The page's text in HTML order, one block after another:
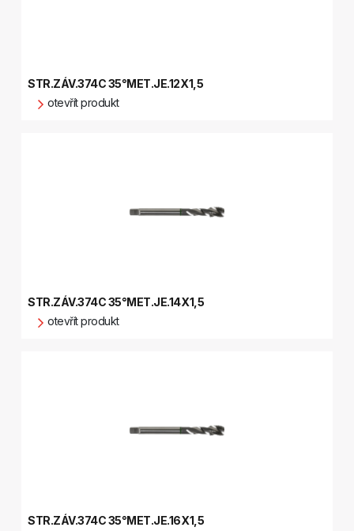
STR.ZÁV.374C 35°MET.JE.12X1,5
otevřít produkt
STR.ZÁV.374C 35°MET.JE.14X1,5
otevřít produkt
STR.ZÁV.374C 35°MET.JE.16X1,5